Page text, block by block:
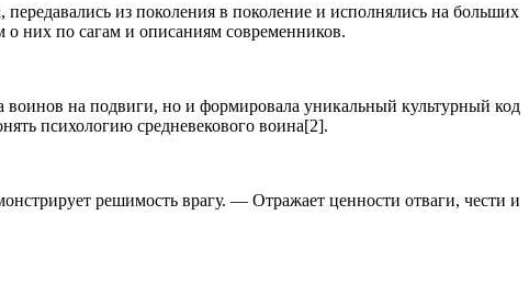
из поколения в поколение и исполнялись на больших
них по сагам и описаниям современников.
воинов на подвиги, но и формировала уникальный культурный код
психологию средневекового воина[2].
решимость врагу. — Отражает ценности отваги, чести и